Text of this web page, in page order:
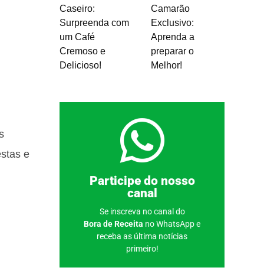
e
Caseiro:
Surpreenda com
um Café
Cremoso e
Delicioso!
Camarão
Exclusivo:
Aprenda a
preparar o
Melhor!
Participe do nosso
canal
Se inscreva no canal do
Bora de Receita no WhatsApp e
receba as última notícias
primeiro!
Clique aqui